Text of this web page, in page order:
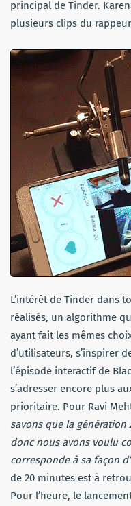
principal de Tinder.
plusieurs clips du
L’intérêt de Tinder dans
réalisés, un algorithme
ayant fait les mêmes
d’utilisateurs, s’inspirer
l’épisode interactif de
s’adresser encore plus
prioritaire. Pour Ravi
savons que la génération
donc nous avons voulu
corresponde à sa façon
de 20 minutes est à
Pour l’heure, le